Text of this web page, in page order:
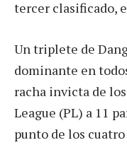
tercer clasificado,
Un triplete de
dominante en
racha invicta de
League (PL) a 11
punto de los